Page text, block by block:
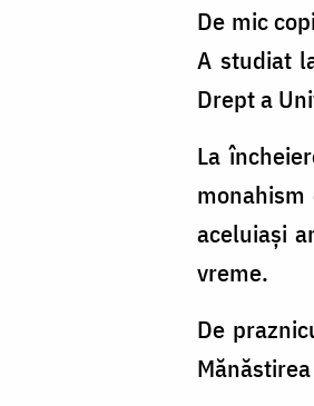
De mic
A studiat
Drept a
La
aceluiaşi
vreme.
De